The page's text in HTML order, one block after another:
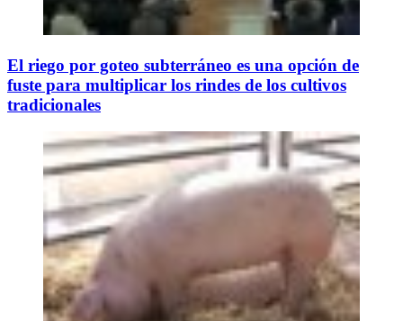
El riego por goteo subterráneo es una opción de
fuste para multiplicar los rindes de los cultivos
tradicionales